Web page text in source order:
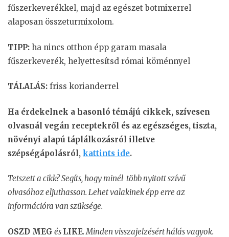
fűszerkeverékkel, majd az egészet botmixerrel
alaposan összeturmixolom.
TIPP: ha nincs otthon épp garam masala
fűszerkeverék, helyettesítsd római köménnyel
TÁLALÁS: friss korianderrel
Ha érdekelnek a hasonló témájú cikkek, szívesen
olvasnál vegán receptekről és az egészséges, tiszta,
növényi alapú táplálkozásról illetve
szépségápolásról, kattints ide.
Tetszett a cikk? Segíts, hogy minél több nyitott szívű
olvasóhoz eljuthasson. Lehet valakinek épp erre az
információra van szüksége.
OSZD MEG és LIKE. Minden visszajelzésért hálás vagyok.